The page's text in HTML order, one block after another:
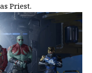
Priest.